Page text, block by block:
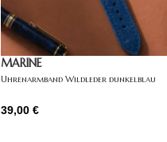
MARINE
Uhrenarmband Wildleder dunkelblau
39,00 €